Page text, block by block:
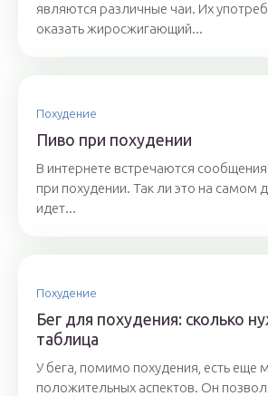
являются различные чаи. Их
оказать жиросжигающий...
Похудение
Пиво при похудении
В интернете встречаются
при похудении. Так ли это на самом
идет...
Похудение
Бег для похудения: сколько
таблица
У бега, помимо похудения, есть еще
положительных аспектов. Он